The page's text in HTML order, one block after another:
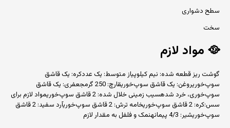
سطح دشواری
سخت
🥘 مواد لازم
گوشت ریز قطعه شده: نیم کیلوپیاز متوسط: یک عددکره: یک قاشق
سوپ‌خوریروغن: یک قاشق سوپ‌خوریقارچ: 250 گرمجعفری: یک قاشق
سوپ‌خوری، خرد شدهسیب زمینی خلال شده: 2 قاشق سوپ‌خوریمواد لازم برای
سس:کره: ‌2 قاشق سوپ‌خوریخامه ترش: 2 قاشق سوپ‌خوریآرد سفید: 2 قاشق
سوپ‌خوریشیر: 4/3 پیمانهنمک و فلفل به مقدار لازم